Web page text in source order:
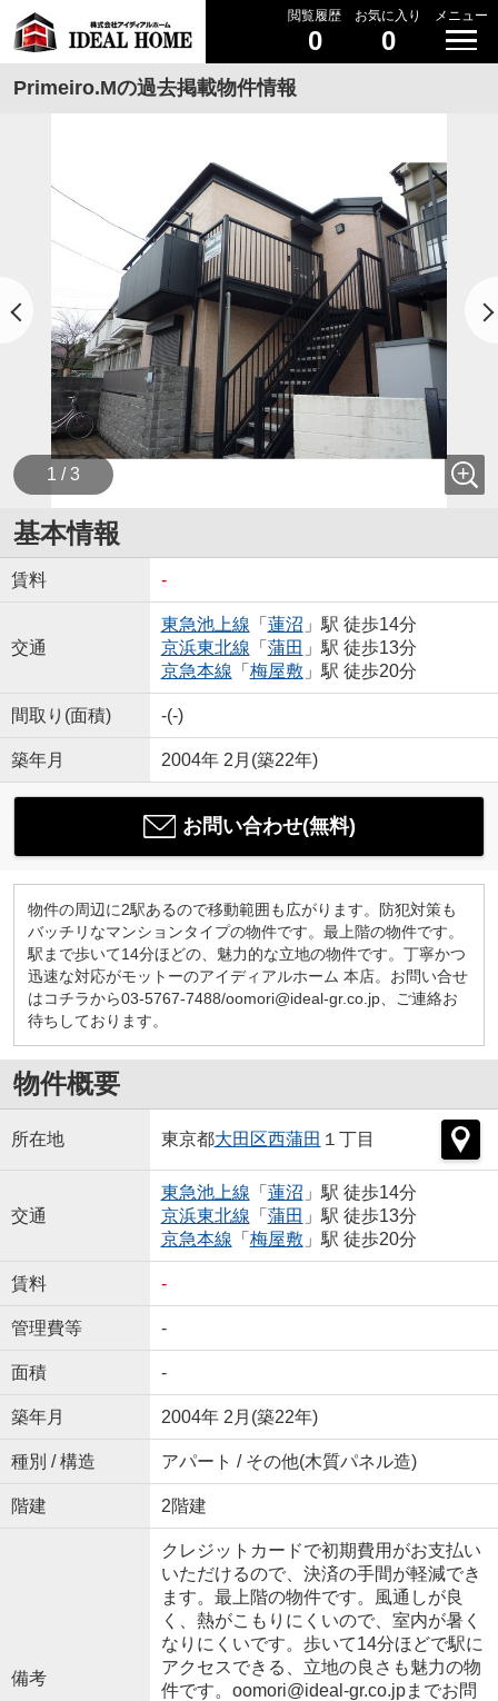
閲覧履歴
0
お気に入り
0
メニュー
Primeiro.Mの過去掲載物件情報
1 / 3
基本情報
賃料 -
交通
東急池上線 「 蓮沼 」駅 徒歩14分
京浜東北線 「 蒲田 」駅 徒歩13分
京急本線 「 梅屋敷 」駅 徒歩20分
間取り(面積) -(-)
築年月 2004年 2月(築22年)
お問い合わせ(無料)
物件の周辺に2駅あるので移動範囲も広がります。防犯対策も
バッチリなマンションタイプの物件です。最上階の物件です。
駅まで歩いて14分ほどの、魅力的な立地の物件です。丁寧かつ
迅速な対応がモットーのアイディアルホーム 本店。お問い合せ
はコチラから03-5767-7488/oomori@ideal-gr.co.jp、ご連絡お
待ちしております。
物件概要
所在地 東京都大田区西蒲田 １丁目
交通
東急池上線 「 蓮沼 」駅 徒歩14分
京浜東北線 「 蒲田 」駅 徒歩13分
京急本線 「 梅屋敷 」駅 徒歩20分
賃料 -
管理費等 -
面積 -
築年月 2004年 2月(築22年)
種別 / 構造 アパート / その他(木質パネル造)
階建 2階建
備考
クレジットカードで初期費用がお支払い
いただけるので、決済の手間が軽減でき
ます。最上階の物件です。風通しが良
く、熱がこもりにくいので、室内が暑く
なりにくいです。歩いて14分ほどで駅に
アクセスできる、立地の良さも魅力の物
件です。oomori@ideal-gr.co.jpまでお問